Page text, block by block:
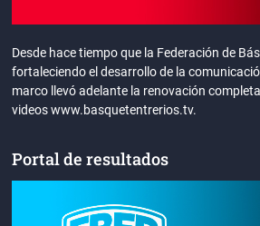
Desde hace tiempo que la Federación de
fortaleciendo el desarrollo de la
marco llevó adelante la renovación
videos www.basquetentrerios.tv.
Portal de resultados